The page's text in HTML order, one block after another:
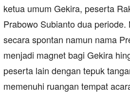
ketua umum Gekira, peserta
Prabowo Subianto dua periode.
secara spontan namun nama
menjadi magnet bagi Gekira
peserta lain dengan tepuk
memenuhi ruangan tempat